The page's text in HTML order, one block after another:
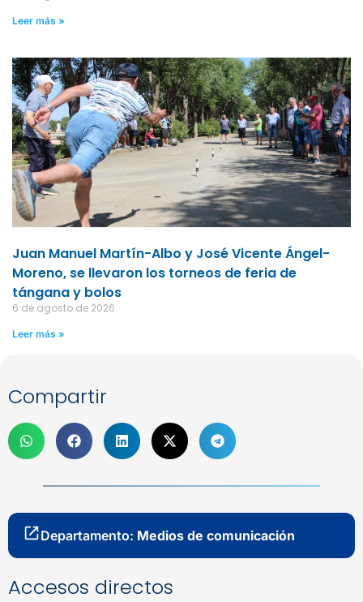
Leer más »
Juan Manuel Martín-Albo y José Vicente Ángel-
Moreno, se llevaron los torneos de feria de
tángana y bolos
6 de agosto de 2026
Leer más »
Compartir
Departamento: Medios de comunicación
Accesos directos